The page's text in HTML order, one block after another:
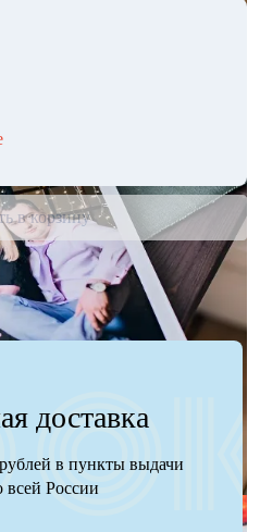
в корзину
доставка
в пункты выдачи
России